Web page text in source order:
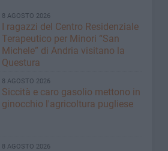
8 AGOSTO 2026
I ragazzi del Centro Residenziale
Terapeutico per Minori “San
Michele” di Andria visitano la
Questura
8 AGOSTO 2026
Siccità e caro gasolio mettono in
ginocchio l'agricoltura pugliese
8 AGOSTO 2026